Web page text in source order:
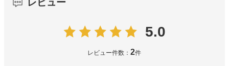
レビュー
5.0
レビュー件数：2件